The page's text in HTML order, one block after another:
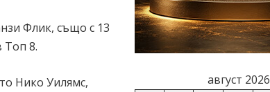
Флик, също с 13
Топ 8.
Нико Уилямс,
август 2026